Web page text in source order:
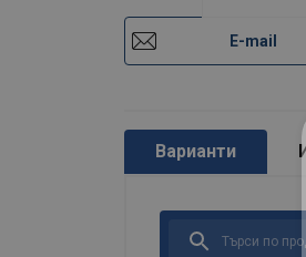
E-mail
Варианти